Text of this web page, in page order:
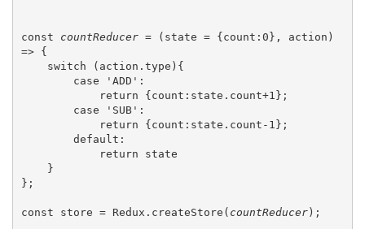
const countReducer = (state = {count:0}, action)
=> {
    switch (action.type){
        case 'ADD':
            return {count:state.count+1};
        case 'SUB':
            return {count:state.count-1};
        default:
            return state
    }
};
const store = Redux.createStore( countReducer);